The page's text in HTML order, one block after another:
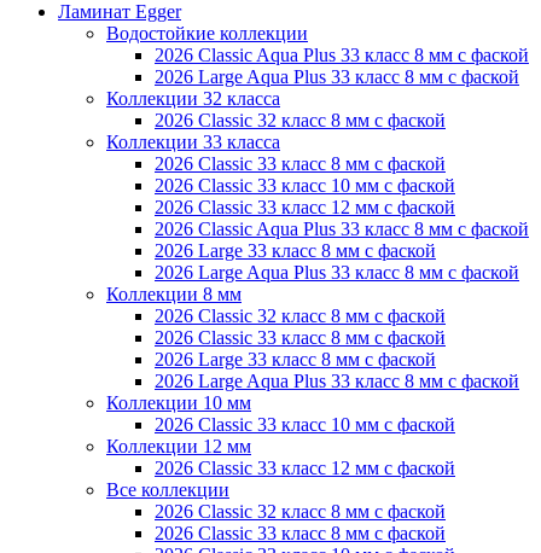
Ламинат Egger
Водостойкие коллекции
2026 Classic Aqua Plus 33 класс 8 мм с фаской
2026 Large Aqua Plus 33 класс 8 мм с фаской
Коллекции 32 класса
2026 Classic 32 класс 8 мм с фаской
Коллекции 33 класса
2026 Classic 33 класс 8 мм с фаской
2026 Classic 33 класс 10 мм с фаской
2026 Classic 33 класс 12 мм с фаской
2026 Classic Aqua Plus 33 класс 8 мм с фаской
2026 Large 33 класс 8 мм с фаской
2026 Large Aqua Plus 33 класс 8 мм с фаской
Коллекции 8 мм
2026 Classic 32 класс 8 мм с фаской
2026 Classic 33 класс 8 мм с фаской
2026 Large 33 класс 8 мм с фаской
2026 Large Aqua Plus 33 класс 8 мм с фаской
Коллекции 10 мм
2026 Classic 33 класс 10 мм с фаской
Коллекции 12 мм
2026 Classic 33 класс 12 мм с фаской
Все коллекции
2026 Classic 32 класс 8 мм с фаской
2026 Classic 33 класс 8 мм с фаской